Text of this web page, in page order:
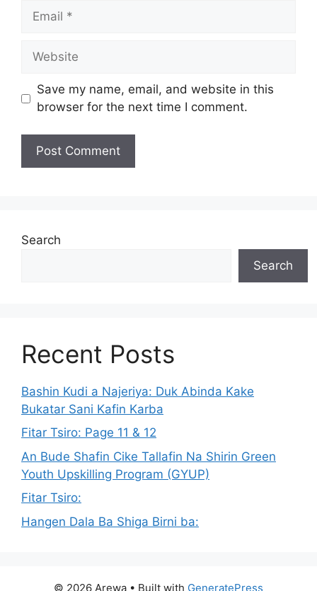
Email
Website
Save my name, email, and website in this
browser for the next time I comment.
Search
Search
Recent Posts
Bashin Kudi a Najeriya: Duk Abinda Kake
Bukatar Sani Kafin Karba
Fitar Tsiro: Page 11 & 12
An Bude Shafin Cike Tallafin Na Shirin Green
Youth Upskilling Program (GYUP)
Fitar Tsiro:
Hangen Dala Ba Shiga Birni ba:
© 2026 Arewa • Built with GeneratePress